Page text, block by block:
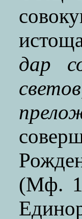
дар
(Мф.